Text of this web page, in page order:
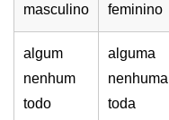
masculino feminino
algum
nenhum
todo
alguma
nenhuma
toda